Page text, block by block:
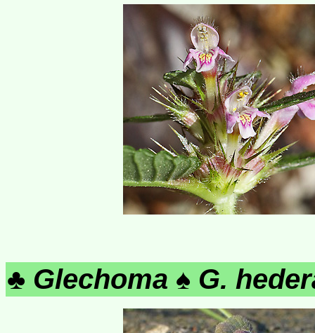
♣ Glechoma ♠ G.